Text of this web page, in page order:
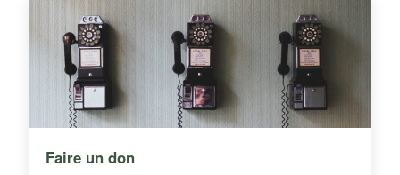
Faire un don